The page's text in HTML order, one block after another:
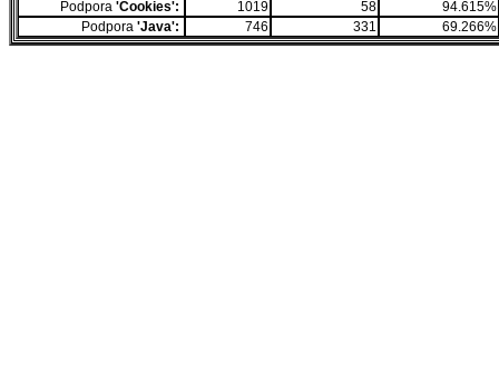
Podpora 'Cookies': 1019 58
94.615%
Podpora 'Java': 746 331 69.266%